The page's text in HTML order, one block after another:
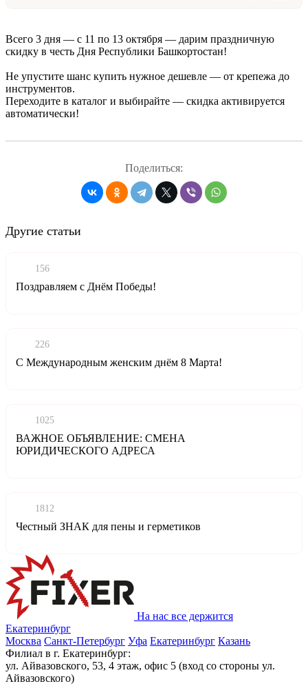
Всего 3 дня — с 11 по 13 октября — дарим праздничную
скидку в честь Дня Республики Башкортостан!
Не упустите шанс купить нужное дешевле — от крепежа до
инструментов.
Переходите в каталог и выбирайте — скидка активируется
автоматически!
Поделиться:
Другие статьи
156
Поздравляем с Днём Победы!
226
C Международным женским днём 8 Марта!
1025
ВАЖНОЕ ОБЪЯВЛЕНИЕ: СМЕНА
ЮРИДИЧЕСКОГО АДРЕСА
1812
Честный ЗНАК для пены и герметиков
На нас все держится
Екатеринбург
Москва Санкт-Петербург Уфа Екатеринбург Казань
Филиал в г. Екатеринбург:
ул. Айвазовского, 53, 4 этаж, офис 5 (вход со стороны ул.
Айвазовского)